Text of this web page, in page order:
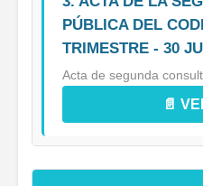
PÚBLICA DEL
TRIMESTRE - 30
Acta de segunda
📄